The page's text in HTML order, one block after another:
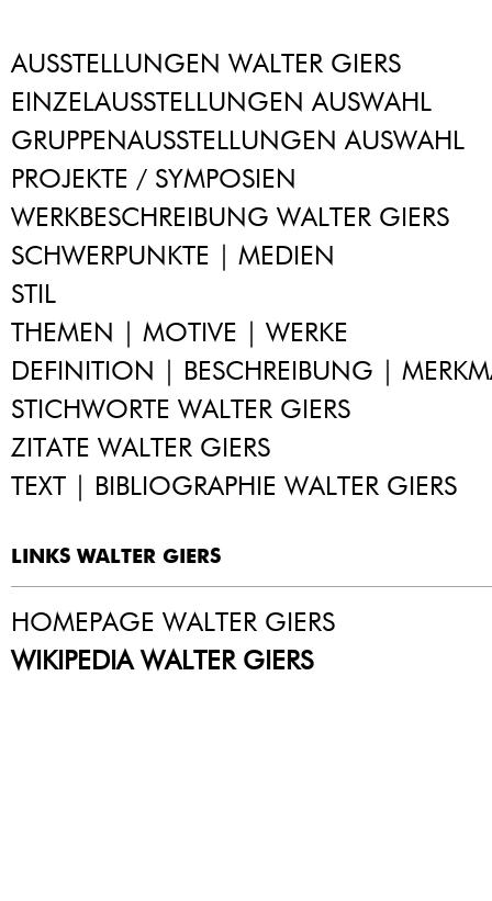
AUSSTELLUNGEN WALTER GIERS
EINZELAUSSTELLUNGEN AUSWAHL
GRUPPENAUSSTELLUNGEN AUSWAHL
PROJEKTE / SYMPOSIEN
WERKBESCHREIBUNG WALTER GIERS
SCHWERPUNKTE | MEDIEN
STIL
THEMEN | MOTIVE | WERKE
DEFINITION | BESCHREIBUNG |
STICHWORTE WALTER GIERS
ZITATE WALTER GIERS
TEXT | BIBLIOGRAPHIE WALTER GIERS
LINKS WALTER GIERS
HOMEPAGE WALTER GIERS
WIKIPEDIA WALTER GIERS